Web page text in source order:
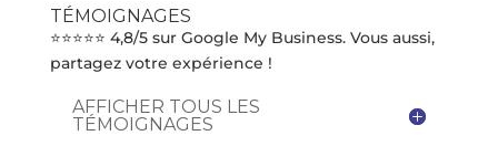
TÉMOIGNAGES
⭐⭐⭐⭐⭐ 4,8/5 sur Google My Business. Vous aussi,
partagez votre expérience !
AFFICHER TOUS LES
TÉMOIGNAGES